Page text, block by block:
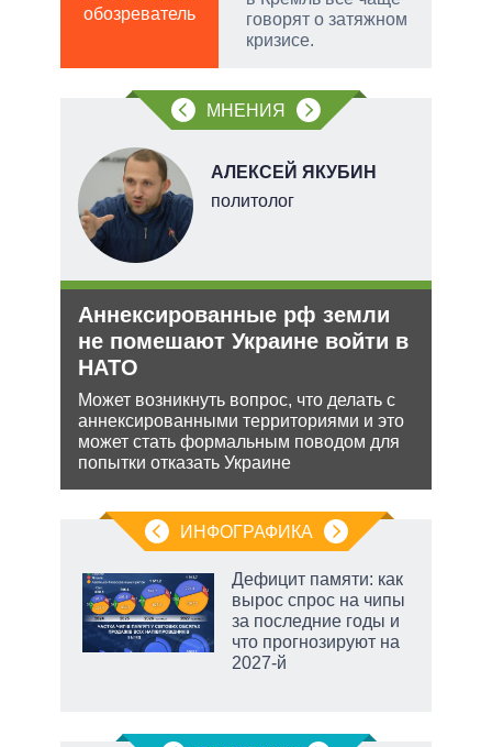
говорят о затяжном
кризисе.
обозреватель
МНЕНИЯ
АЛЕКСЕЙ ЯКУБИН
политолог
Аннексированные рф земли
не помешают Украине войти в
НАТО
Может возникнуть вопрос, что делать с
аннексированными территориями и это
может стать формальным поводом для
попытки отказать Украине
ИНФОГРАФИКА
Дефицит памяти: как
вырос спрос на чипы
за последние годы и
что прогнозируют на
2027-й